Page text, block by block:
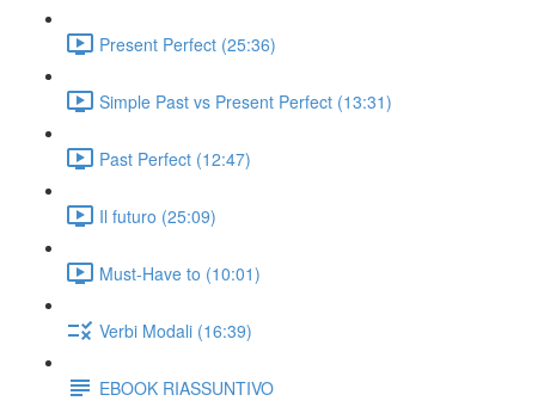
Present Perfect (25:36)
Simple Past vs Present Perfect (13:31)
Past Perfect (12:47)
Il futuro (25:09)
Must-Have to (10:01)
Verbi Modali (16:39)
EBOOK RIASSUNTIVO